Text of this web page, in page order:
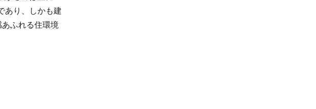
あり、しかも建
ふれる住環境